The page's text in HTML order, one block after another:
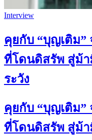
Interview
คุยกับ “บุญเติม”
ที่โดนดิสรัพ สู่ม้
ระวัง
คุยกับ “บุญเติม”
ที่โดนดิสรัพ สู่ม้